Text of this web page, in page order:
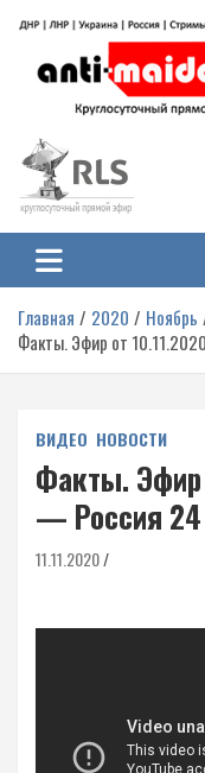
содержимому
на Украине
гражданской войне на
ЛНР и других регионах.
Главная 2020 Ноябрь
Факты. Эфир от
ВИДЕО НОВОСТИ
Факты. Эфир
— Россия 24
11.11.2020